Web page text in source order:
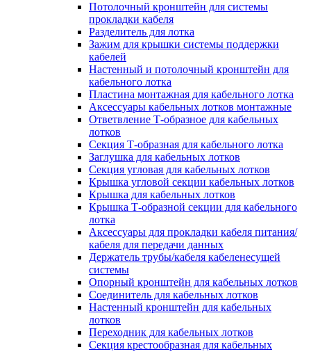
Потолочный кронштейн для системы
прокладки кабеля
Разделитель для лотка
Зажим для крышки системы поддержки
кабелей
Настенный и потолочный кронштейн для
кабельного лотка
Пластина монтажная для кабельного лотка
Аксессуары кабельных лотков монтажные
Ответвление Т-образное для кабельных
лотков
Секция Т-образная для кабельного лотка
Заглушка для кабельных лотков
Секция угловая для кабельных лотков
Крышка угловой секции кабельных лотков
Крышка для кабельных лотков
Крышка Т-образной секции для кабельного
лотка
Аксессуары для прокладки кабеля питания/
кабеля для передачи данных
Держатель трубы/кабеля кабеленесущей
системы
Опорный кронштейн для кабельных лотков
Соединитель для кабельных лотков
Настенный кронштейн для кабельных
лотков
Переходник для кабельных лотков
Секция крестообразная для кабельных